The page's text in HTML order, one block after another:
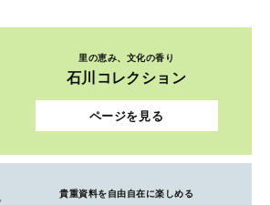
里の恵み、文化の香り
石川コレクション
ページを見る
貴重資料を自由自在に楽しめる